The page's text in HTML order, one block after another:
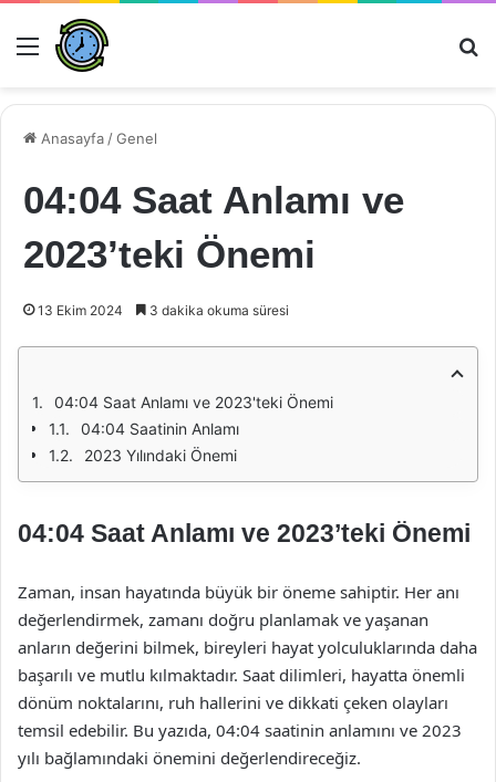
Menü
Anasayfa /Genel
04:04 Saat Anlamı ve
2023’teki Önemi
13 Ekim 2024 3 dakika okuma süresi
04:04 Saat Anlamı ve 2023'teki Önemi
04:04 Saatinin Anlamı
2023 Yılındaki Önemi
04:04 Saat Anlamı ve 2023’teki Önemi
Zaman, insan hayatında büyük bir öneme sahiptir. Her anı
değerlendirmek, zamanı doğru planlamak ve yaşanan
anların değerini bilmek, bireyleri hayat yolculuklarında daha
başarılı ve mutlu kılmaktadır. Saat dilimleri, hayatta önemli
dönüm noktalarını, ruh hallerini ve dikkati çeken olayları
temsil edebilir. Bu yazıda, 04:04 saatinin anlamını ve 2023
yılı bağlamındaki önemini değerlendireceğiz.